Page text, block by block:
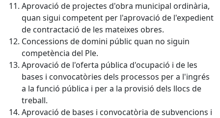
Aprovació de projectes d'obra municipal ordinària,
quan sigui competent per l'aprovació de l'expedient
de contractació de les mateixes obres.
Concessions de domini públic quan no siguin
competència del Ple.
Aprovació de l'oferta pública d'ocupació i de les
bases i convocatòries dels processos per a l'ingrés
a la funció pública i per a la provisió dels llocs de
treball.
Aprovació de bases i convocatòria de subvencions i